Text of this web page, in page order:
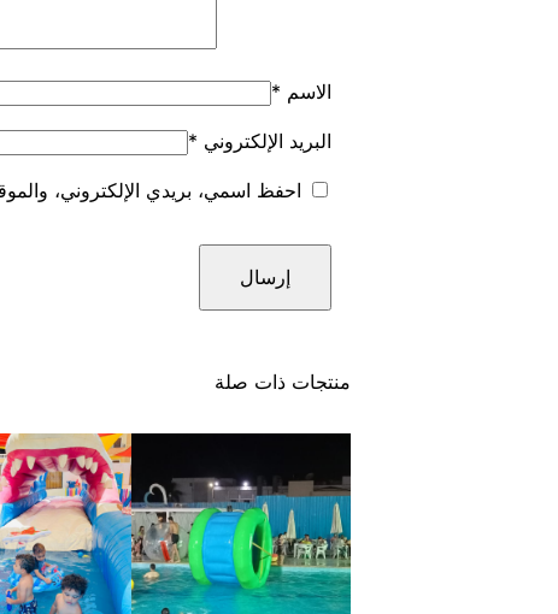
الاسم *
البريد الإلكتروني *
احفظ اسمي، بريدي الإلكتروني،
منتجات ذات صلة